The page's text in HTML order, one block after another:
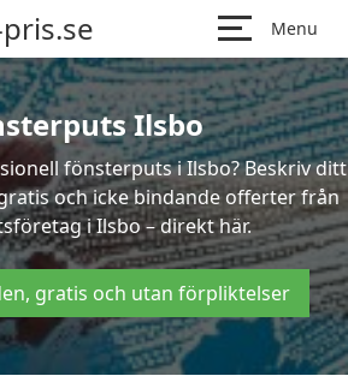
Menu
Ilsbo
fönsterputs i Ilsbo? Beskriv ditt
och icke bindande offerter från
i Ilsbo – direkt här.
gratis och utan förpliktelser